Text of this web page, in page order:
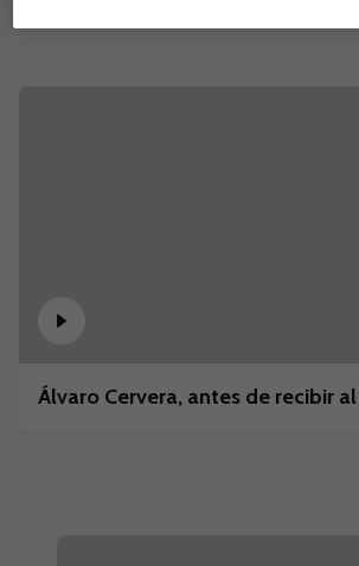
Álvaro Cervera, antes de recibir